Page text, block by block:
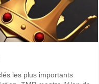
les plus importants